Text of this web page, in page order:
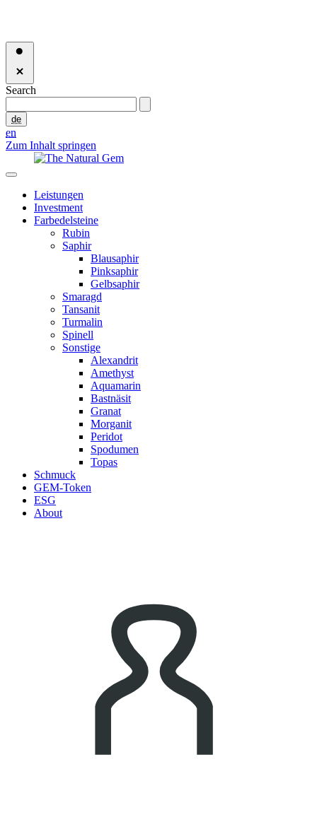
Search
de
en
Zum Inhalt springen
Leistungen
Investment
Farbedelsteine
Rubin
Saphir
Blausaphir
Pinksaphir
Gelbsaphir
Smaragd
Tansanit
Turmalin
Spinell
Sonstige
Alexandrit
Amethyst
Aquamarin
Bastnäsit
Granat
Morganit
Peridot
Spodumen
Topas
Schmuck
GEM-Token
ESG
About